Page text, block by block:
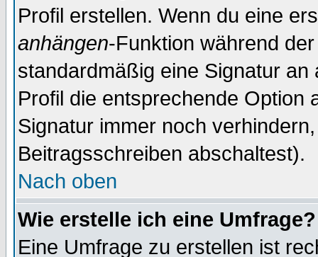
Profil erstellen. Wenn du eine
anhängen-Funktion während
standardmäßig eine Signatur
Profil die entsprechende Option
Signatur immer noch
Beitragsschreiben abschaltest).
Nach oben
Wie erstelle ich eine Umfrage?
Eine Umfrage zu erstellen ist